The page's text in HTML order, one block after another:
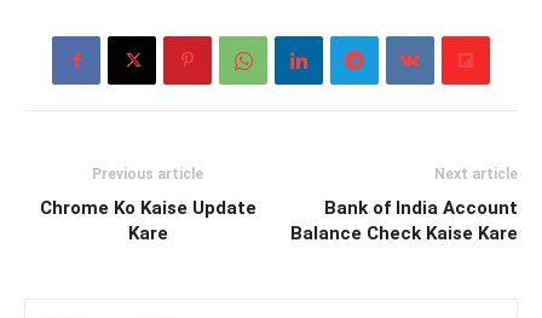
Previous article
Chrome Ko Kaise Update
Kare
Next article
Bank of India Account
Balance Check Kaise Kare